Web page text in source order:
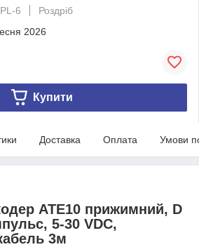
6
Роздріб
2026
Купити
Доставка Оплата Умови
ATE10 прижимний, D
5-30 VDC,
3м